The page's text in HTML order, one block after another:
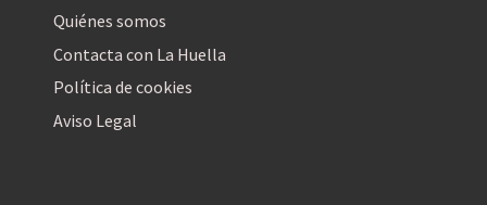
Quiénes somos
Contacta con La Huella
Política de cookies
Aviso Legal